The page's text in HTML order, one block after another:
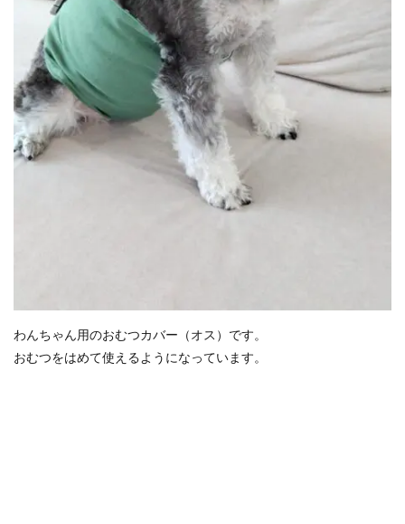
わんちゃん用のおむつカバー（オス）です。
おむつをはめて使えるようになっています。